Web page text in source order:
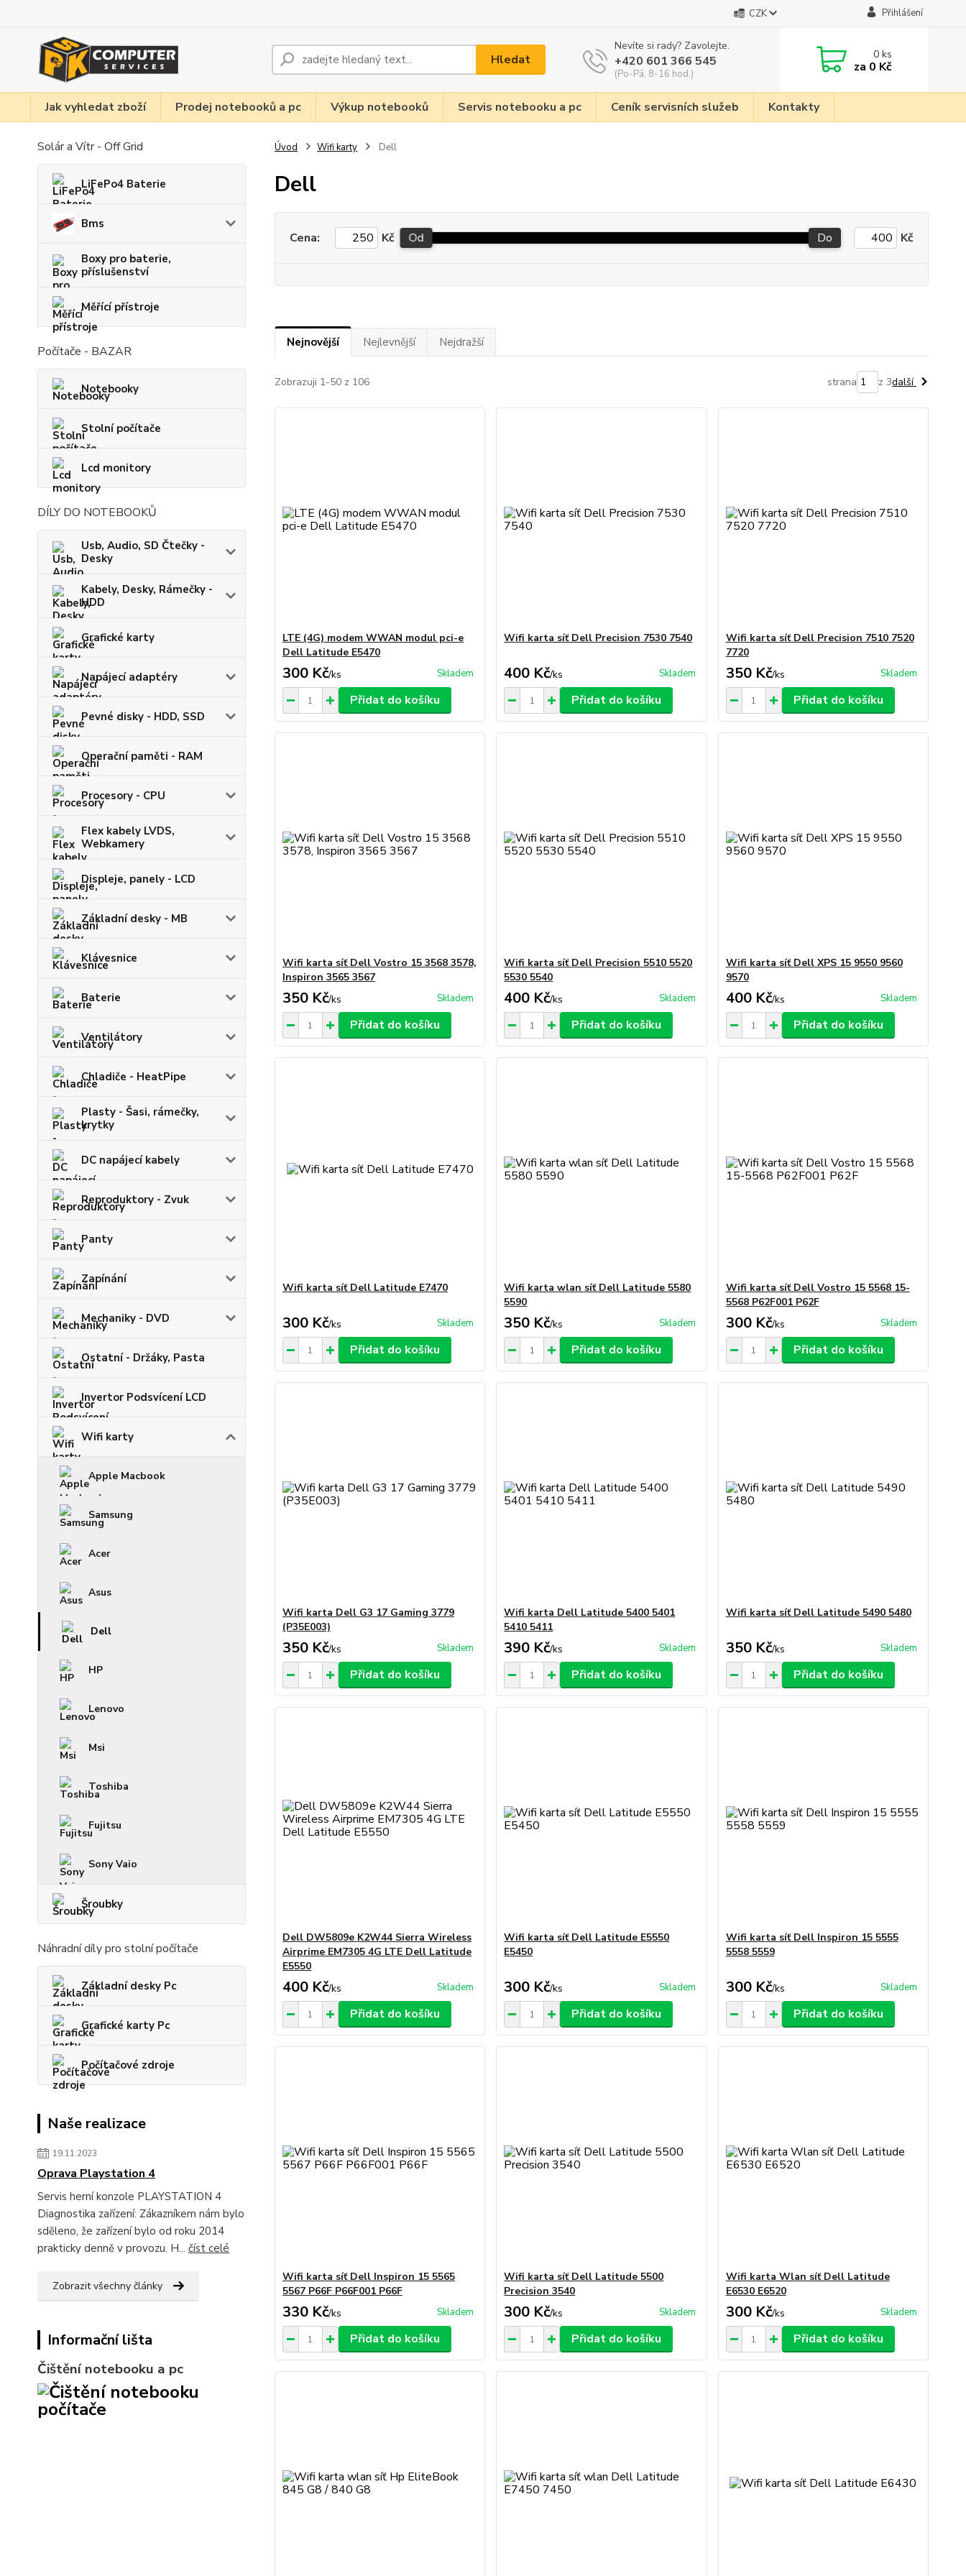
CZK Přihlášení
Hledat
Nevíte si rady? Zavolejte.
+420 601 366 545
(Po-Pá, 8-16 hod.)
0ks
za 0 Kč
Jak vyhledat zboží Prodej notebooků a pc Výkup notebooků Servis notebooku a pc Ceník servisních služeb Kontakty
Solár a Vítr - Off Grid
LiFePo4 Baterie
Bms
Boxy pro baterie,
příslušenství
Měřící přístroje
Počítače - BAZAR
Notebooky
Stolní počítače
Lcd monitory
DÍLY DO NOTEBOOKŮ
Usb, Audio, SD Čtečky -
Desky
Kabely, Desky, Rámečky -
HDD
Grafické karty
Napájecí adaptéry
Pevné disky - HDD, SSD
Operační paměti - RAM
Procesory - CPU
Flex kabely LVDS,
Webkamery
Displeje, panely - LCD
Základní desky - MB
Klávesnice
Baterie
Ventilátory
Chladiče - HeatPipe
Plasty - Šasi, rámečky,
krytky
DC napájecí kabely
Reproduktory - Zvuk
Panty
Zapínání
Mechaniky - DVD
Ostatní - Držáky, Pasta
Invertor Podsvícení LCD
Wifi karty
Apple Macbook
Samsung
Acer
Asus
Dell
HP
Lenovo
Msi
Toshiba
Fujitsu
Sony Vaio
Šroubky
Náhradní díly pro stolní počítače
Základní desky Pc
Grafické karty Pc
Počítačové zdroje
Naše realizace
19.11.2023
Oprava Playstation 4
Servis herní konzole PLAYSTATION 4
Diagnostika zařízení: Zákazníkem nám bylo
sděleno, že zařízení bylo od roku 2014
prakticky denně v provozu. H... číst celé
Zobrazit všechny články
Informační lišta
Čištění notebooku a pc
Úvod Wifi karty Dell
Dell
Cena: Kč Od Do Kč
Nejnovější Nejlevnější Nejdražší
Zobrazuji 1-50 z 106 strana z 3další
LTE (4G) modem WWAN modul pci-e
Dell Latitude E5470
300 Kč/ks Skladem
Přidat do košíku
Wifi karta síť Dell Precision 7530 7540
400 Kč/ks Skladem
Přidat do košíku
Wifi karta síť Dell Precision 7510 7520
7720
350 Kč/ks Skladem
Přidat do košíku
Wifi karta síť Dell Vostro 15 3568 3578,
Inspiron 3565 3567
350 Kč/ks Skladem
Přidat do košíku
Wifi karta síť Dell Precision 5510 5520
5530 5540
400 Kč/ks Skladem
Přidat do košíku
Wifi karta síť Dell XPS 15 9550 9560
9570
400 Kč/ks Skladem
Přidat do košíku
Wifi karta síť Dell Latitude E7470
300 Kč/ks Skladem
Přidat do košíku
Wifi karta wlan síť Dell Latitude 5580
5590
350 Kč/ks Skladem
Přidat do košíku
Wifi karta síť Dell Vostro 15 5568 15-
5568 P62F001 P62F
300 Kč/ks Skladem
Přidat do košíku
Wifi karta Dell G3 17 Gaming 3779
(P35E003)
350 Kč/ks Skladem
Přidat do košíku
Wifi karta Dell Latitude 5400 5401
5410 5411
390 Kč/ks Skladem
Přidat do košíku
Wifi karta síť Dell Latitude 5490 5480
350 Kč/ks Skladem
Přidat do košíku
Dell DW5809e K2W44 Sierra Wireless
Airprime EM7305 4G LTE Dell Latitude
E5550
400 Kč/ks Skladem
Přidat do košíku
Wifi karta síť Dell Latitude E5550
E5450
300 Kč/ks Skladem
Přidat do košíku
Wifi karta síť Dell Inspiron 15 5555
5558 5559
300 Kč/ks Skladem
Přidat do košíku
Wifi karta síť Dell Inspiron 15 5565
5567 P66F P66F001 P66F
330 Kč/ks Skladem
Přidat do košíku
Wifi karta síť Dell Latitude 5500
Precision 3540
300 Kč/ks Skladem
Přidat do košíku
Wifi karta Wlan síť Dell Latitude
E6530 E6520
300 Kč/ks Skladem
Přidat do košíku